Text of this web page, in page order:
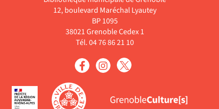
12, boulevard Maréchal Lyautey
BP 1095
38021 Grenoble Cedex 1
Tél. 04 76 86 21 10